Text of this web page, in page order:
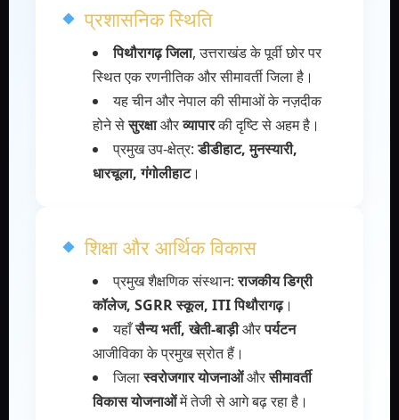
प्रशासनिक स्थिति
पिथौरागढ़ जिला, उत्तराखंड के पूर्वी छोर पर
स्थित एक रणनीतिक और सीमावर्ती जिला है।
यह चीन और नेपाल की सीमाओं के नज़दीक
होने सेसुरक्षाऔरव्यापारकी दृष्टि से अहम है।
प्रमुख उप-क्षेत्र:डीडीहाट, मुनस्यारी,
धारचूला, गंगोलीहाट।
शिक्षा और आर्थिक विकास
प्रमुख शैक्षणिक संस्थान:राजकीय डिग्री
कॉलेज, SGRR स्कूल, ITI पिथौरागढ़।
यहाँसैन्य भर्ती, खेती-बाड़ीऔरपर्यटन
आजीविका के प्रमुख स्रोत हैं।
जिलास्वरोजगार योजनाओंऔरसीमावर्ती
विकास योजनाओंमें तेजी से आगे बढ़ रहा है।